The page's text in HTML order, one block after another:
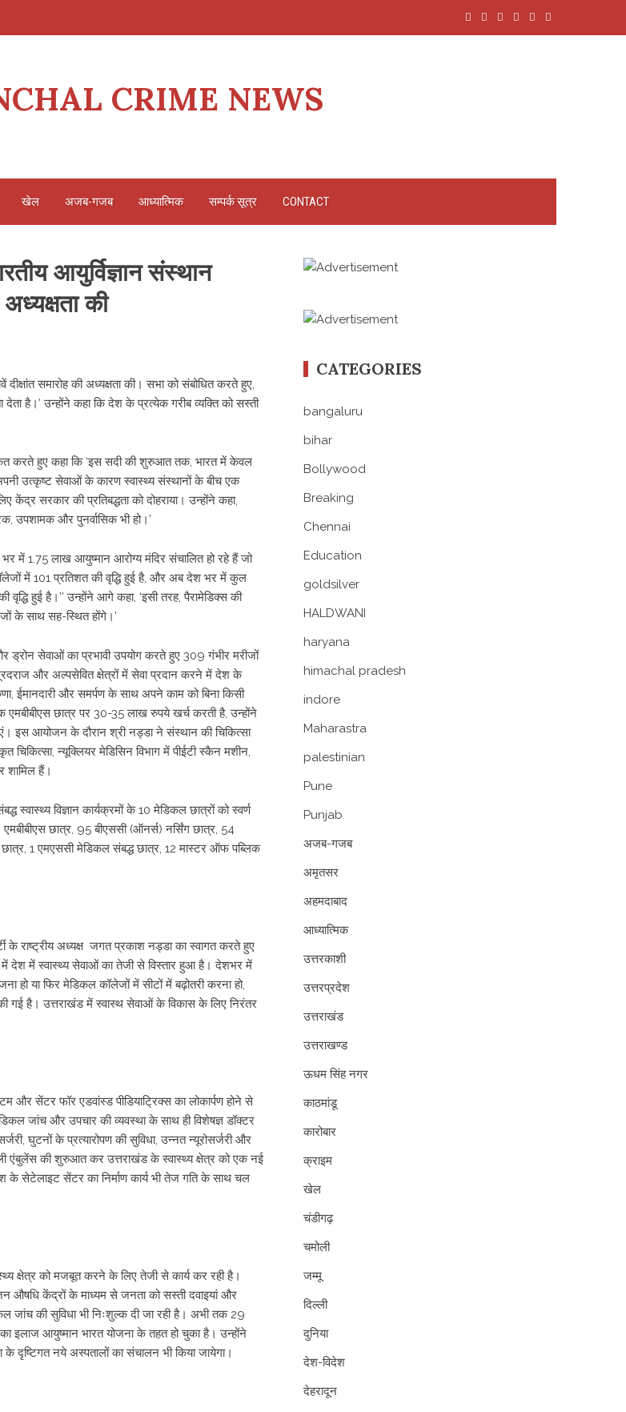
CRIME NEWS
खेल अजब-गजब आध्यात्मिक सम्पर्क सूत्र CONTACT
आयुर्विज्ञान संस्थान
की
समारोह की अध्यक्षता की। सभा को संबोधित करते हुए,
देता है।’ उन्होंने कहा कि देश के प्रत्येक गरीब व्यक्ति को सस्ती
करते हुए कहा कि ‘इस सदी की शुरुआत तक, भारत में केवल
उत्कृष्ट सेवाओं के कारण स्वास्थ्य संस्थानों के बीच एक
केंद्र सरकार की प्रतिबद्धता को दोहराया। उन्होंने कहा,
उपशामक और पुनर्वासिक भी हो।’
में 1.75 लाख आयुष्मान आरोग्य मंदिर संचालित हो रहे हैं जो
में 101 प्रतिशत की वृद्धि हुई है, और अब देश भर में कुल
हुई है।’’ उन्होंने आगे कहा, ‘इसी तरह, पैरामेडिक्स की
के साथ सह-स्थित होंगे।’
ड्रोन सेवाओं का प्रभावी उपयोग करते हुए 309 गंभीर मरीजों
और अल्पसेवित क्षेत्रों में सेवा प्रदान करने में देश के
ईमानदारी और समर्पण के साथ अपने काम को बिना किसी
एमबीबीएस छात्र पर 30-35 लाख रुपये खर्च करती है, उन्होंने
इस आयोजन के दौरान श्री नड्डा ने संस्थान की चिकित्सा
न्यूक्लियर मेडिसिन विभाग में पीईटी स्कैन मशीन,
शामिल हैं।
स्वास्थ्य विज्ञान कार्यक्रमों के 10 मेडिकल छात्रों को स्वर्ण
छात्र, 95 बीएससी (ऑनर्स) नर्सिंग छात्र, 54
छात्र, 1 एमएससी मेडिकल संबद्ध छात्र, 12 मास्टर ऑफ पब्लिक
के राष्ट्रीय अध्यक्ष जगत प्रकाश नड्डा का स्वागत करते हुए
देश में स्वास्थ्य सेवाओं का तेजी से विस्तार हुआ है। देशभर में
हो या फिर मेडिकल कॉलेजों में सीटों में बढ़ोतरी करना हो,
गई है। उत्तराखंड में स्वास्थ सेवाओं के विकास के लिए निरंतर
सेंटर फॉर एडवांस्ड पीडियाट्रिक्स का लोकार्पण होने से
जांच और उपचार की व्यवस्था के साथ ही विशेषज्ञ डॉक्टर
घुटनों के प्रत्यारोपण की सुविधा, उन्नत न्यूरोसर्जरी और
एंबुलेंस की शुरुआत कर उत्तराखंड के स्वास्थ्य क्षेत्र को एक नई
के सेटेलाइट सेंटर का निर्माण कार्य भी तेज गति के साथ चल
क्षेत्र को मजबूत करने के लिए तेजी से कार्य कर रही है।
केंद्रों के माध्यम से जनता को सस्ती दवाइयां और
की सुविधा भी निःशुल्क दी जा रही है। अभी तक 29
इलाज आयुष्मान भारत योजना के तहत हो चुका है। उन्होंने
के दृष्टिगत नये अस्पतालों का संचालन भी किया जायेगा।
CATEGORIES
bangaluru
bihar
Bollywood
Breaking
Chennai
Education
goldsilver
HALDWANI
haryana
himachal pradesh
indore
Maharastra
palestinian
Pune
Punjab
अजब-गजब
अमृतसर
अहमदाबाद
आध्यात्मिक
उत्तरकाशी
उत्तरप्रदेश
उत्तराखंड
उत्तराखण्ड
ऊधम सिंह नगर
काठमांडू
कारोबार
क्राइम
खेल
चंडीगढ़
चमोली
जम्मू
दिल्ली
दुनिया
देश-विदेश
देहरादून